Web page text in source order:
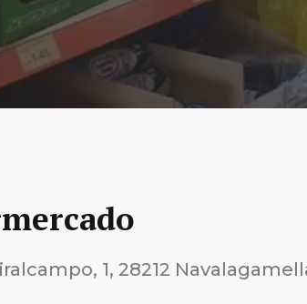
1, 28212